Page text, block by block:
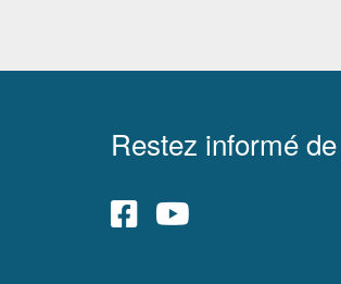
Restez informé